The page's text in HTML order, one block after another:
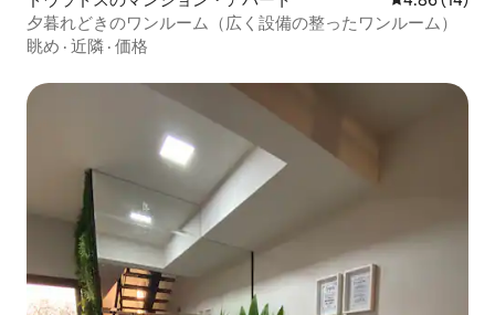
夕暮れどきのワンルーム（広く設備の整ったワンルーム）
眺め · 近隣 · 価格